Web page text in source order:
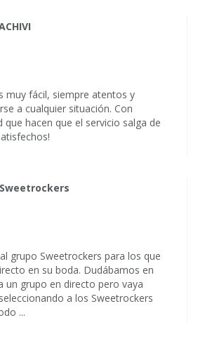
muy fácil, siempre atentos y
a cualquier situación. Con
hacen que el servicio salga de
grupo Sweetrockers para los que
en su boda. Dudábamos en
un grupo en directo pero vaya
a los Sweetrockers
...